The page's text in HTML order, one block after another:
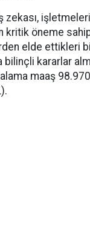
zekası,
kritik öneme
elde ettikleri
kararlar
maaş